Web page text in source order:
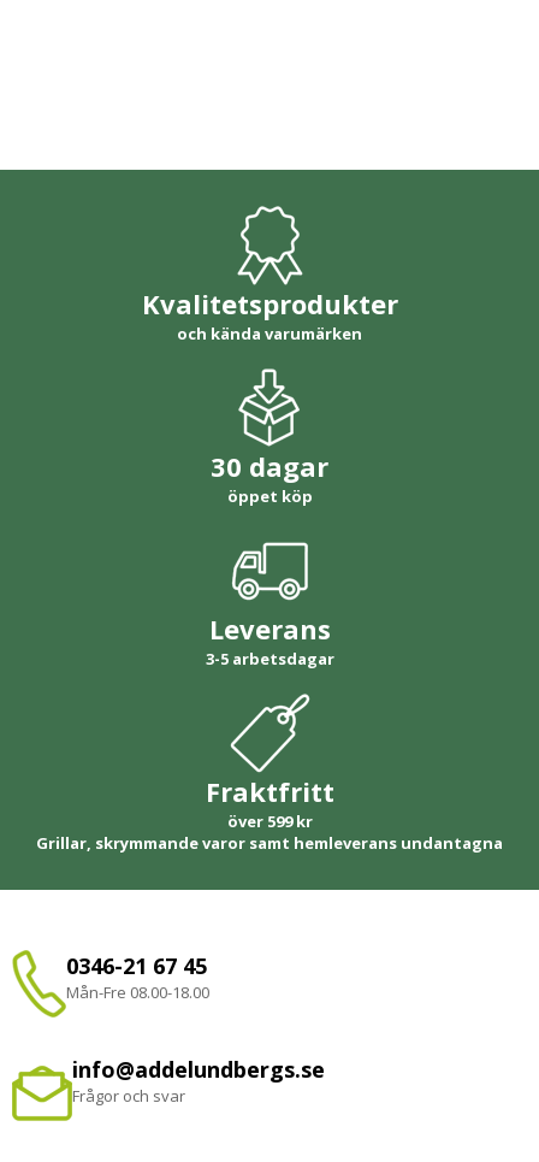
Kvalitetsprodukter
och kända varumärken
30 dagar
öppet köp
Leverans
3-5 arbetsdagar
Fraktfritt
över 599 kr
Grillar, skrymmande varor samt hemleverans undantagna
0346-21 67 45
Mån-Fre 08.00-18.00
info@addelundbergs.se
Frågor och svar